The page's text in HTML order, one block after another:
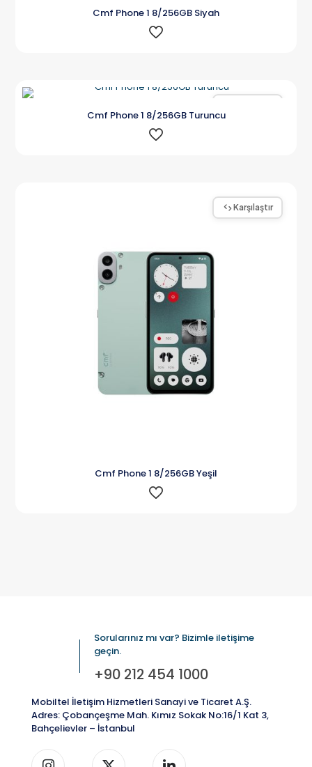
Cmf Phone 1 8/256GB Siyah
Cmf Phone 1 8/256GB Turuncu
Karşılaştır
Cmf Phone 1 8/256GB Yeşil
Sorularınız mı var? Bizimle iletişime
geçin.
+90 212 454 1000
Mobiltel İletişim Hizmetleri Sanayi ve Ticaret A.Ş.
Adres: Çobançeşme Mah. Kımız Sokak No:16/1 Kat 3,
Bahçelievler – İstanbul